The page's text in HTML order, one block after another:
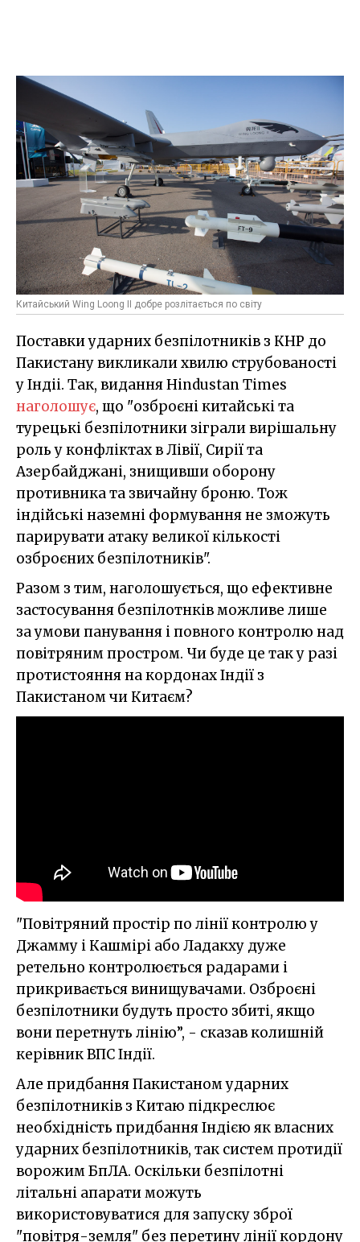
Китайський Wing Loong IІ добре розлітається по світу
Поставки ударних безпілотників з КНР до
Пакистану викликали хвилю струбованості
у Індіі. Так, видання Hindustan Times
наголошує, що "озброєні китайські та
турецькі безпілотники зіграли вирішальну
роль у конфліктах в Лівії, Сирії та
Азербайджані, знищивши оборону
противника та звичайну броню. Тож
індійські наземні формування не зможуть
парирувати атаку великої кількості
озброєних безпілотників".
Разом з тим, наголошується, що ефективне
застосування безпілотнків можливе лише
за умови панування і повного контролю над
повітряним простром. Чи буде це так у разі
протистояння на кордонах Індії з
Пакистаном чи Китаєм?
"Повітряний простір по лінії контролю у
Джамму і Кашмірі або Ладакху дуже
ретельно контролюється радарами і
прикривається винищувачами. Озброєні
безпілотники будуть просто збиті, якщо
вони перетнуть лінію”, - сказав колишній
керівник ВПС Індії.
Але придбання Пакистаном ударних
безпілотників з Китаю підкреслює
необхідність придбання Індією як власних
ударних безпілотників, так систем протидії
ворожим БпЛА. Оскільки безпілотні
літальні апарати можуть
використовуватися для запуску зброї
"повітря-земля" без перетину лінії кордону